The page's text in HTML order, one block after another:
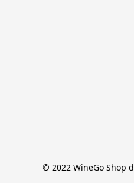
© 2022 WineGo Shop